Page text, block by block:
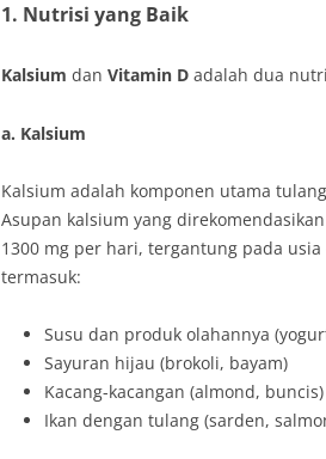
1. Nutrisi yang Baik
Kalsium dan Vitamin D adalah dua
a. Kalsium
Kalsium adalah komponen utama
Asupan kalsium yang
1300 mg per hari, tergantung pada
termasuk:
Susu dan produk olahannya
Sayuran hijau (brokoli, bayam)
Kacang-kacangan (almond, buncis)
Ikan dengan tulang (sarden,